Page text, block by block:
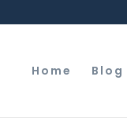
Home Blog